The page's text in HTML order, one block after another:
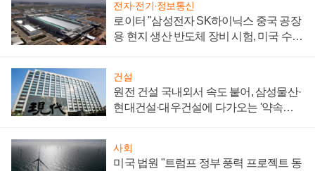
전자·전기·정보통신
로이터 "삼성전자 SK하이닉스 중국 공장
용 현지 생산 반도체 장비 시험, 미국 수출
건설
원전 건설 국내외서 속도 붙어, 삼성물산·
현대건설·대우건설에 다가오는 '약속의
사회
미국 법원 "트럼프 정부 풍력 프로젝트 동